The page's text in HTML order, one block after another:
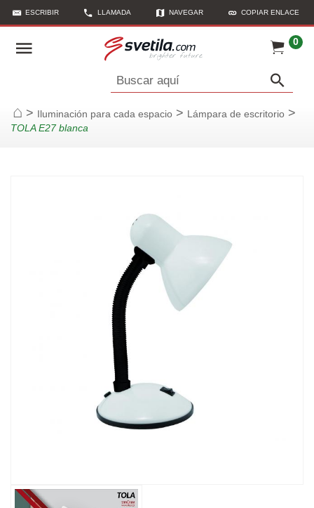
ESCRIBIR LLAMADA NAVEGAR COPIAR ENLACE
0
Buscar aquí
Página de inicio
> Iluminación para cada espacio > Lámpara de escritorio >
TOLA E27 blanca